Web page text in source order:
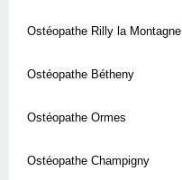
Ostéopathe Rilly la Montagne
Ostéopathe Bétheny
Ostéopathe Ormes
Ostéopathe Champigny